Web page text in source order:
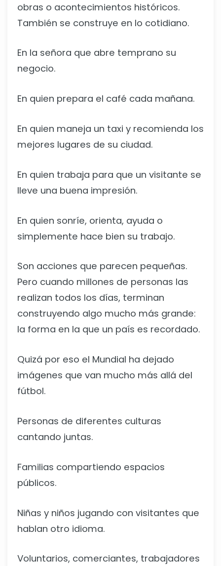
obras o acontecimientos históricos.
También se construye en lo cotidiano.
En la señora que abre temprano su
negocio.
En quien prepara el café cada mañana.
En quien maneja un taxi y recomienda los
mejores lugares de su ciudad.
En quien trabaja para que un visitante se
lleve una buena impresión.
En quien sonríe, orienta, ayuda o
simplemente hace bien su trabajo.
Son acciones que parecen pequeñas.
Pero cuando millones de personas las
realizan todos los días, terminan
construyendo algo mucho más grande:
la forma en la que un país es recordado.
Quizá por eso el Mundial ha dejado
imágenes que van mucho más allá del
fútbol.
Personas de diferentes culturas
cantando juntas.
Familias compartiendo espacios
públicos.
Niñas y niños jugando con visitantes que
hablan otro idioma.
Voluntarios, comerciantes, trabajadores